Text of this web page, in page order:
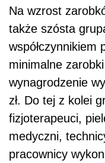
Na wzrost
także szósta
współczynnikiem
minimalne
wynagrodzenie
zł. Do tej z kolei
fizjoterapeuci,
medyczni,
pracownicy